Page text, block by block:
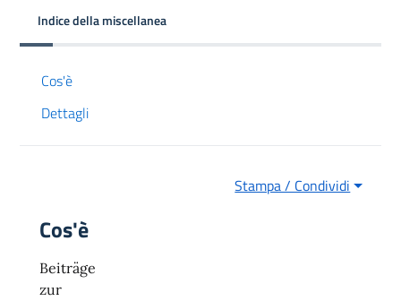
Indice della miscellanea
Cos'è
Dettagli
Stampa / Condividi
Cos'è
Beiträge
zur